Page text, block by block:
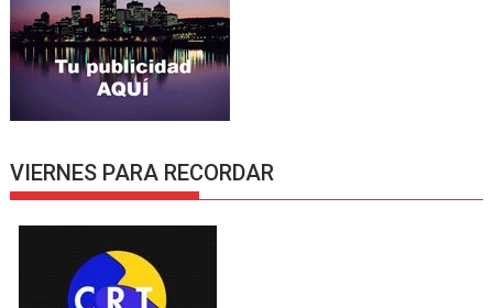
VIERNES PARA RECORDAR